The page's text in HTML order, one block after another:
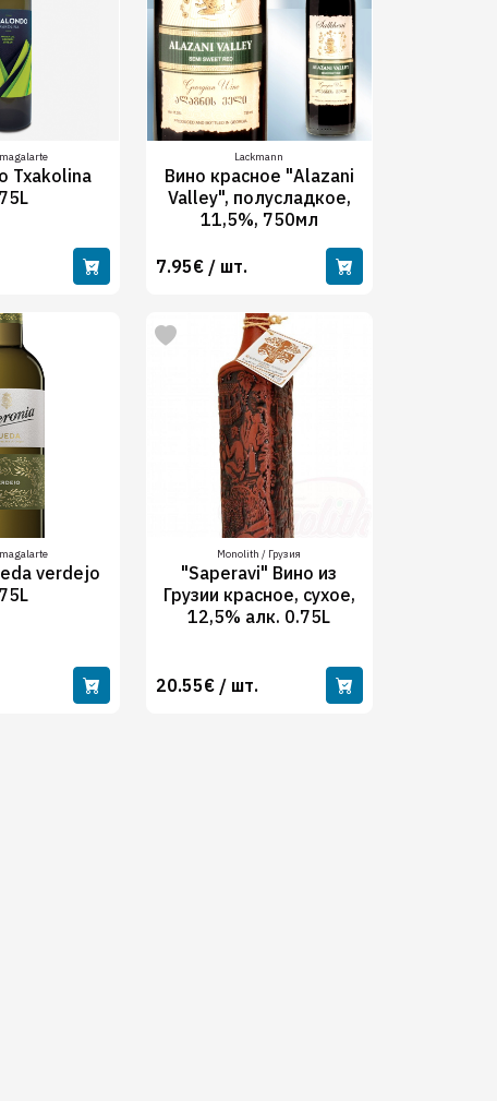
Txakolina
Lackmann
Вино красное "Alazani
Valley", полусладкое,
11,5%, 750мл
7.95€ / шт.
verdejo
Monolith / Грузия
"Saperavi" Вино из
Грузии красное, сухое,
12,5% алк. 0.75L
20.55€ / шт.